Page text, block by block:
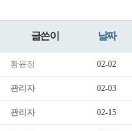
글쓴이 날짜
황윤정 02-02
관리자 02-03
관리자 02-15